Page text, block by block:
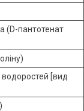
(D-пантотенат
[вид